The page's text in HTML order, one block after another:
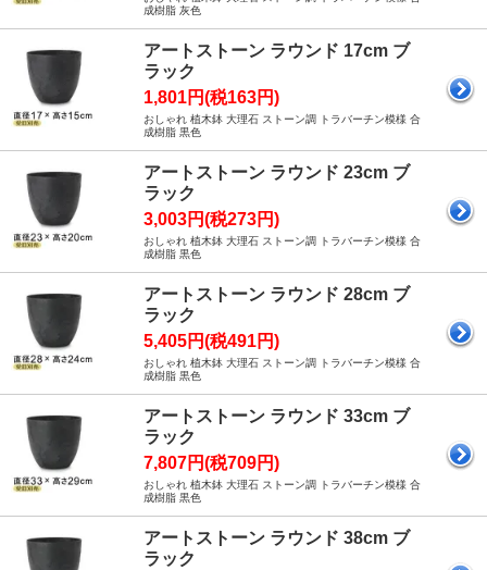
成樹脂 灰色
アートストーン ラウンド 17cm ブ
ラック
1,801円(税163円)
おしゃれ 植木鉢 大理石 ストーン調 トラバーチン模様 合
成樹脂 黒色
アートストーン ラウンド 23cm ブ
ラック
3,003円(税273円)
おしゃれ 植木鉢 大理石 ストーン調 トラバーチン模様 合
成樹脂 黒色
アートストーン ラウンド 28cm ブ
ラック
5,405円(税491円)
おしゃれ 植木鉢 大理石 ストーン調 トラバーチン模様 合
成樹脂 黒色
アートストーン ラウンド 33cm ブ
ラック
7,807円(税709円)
おしゃれ 植木鉢 大理石 ストーン調 トラバーチン模様 合
成樹脂 黒色
アートストーン ラウンド 38cm ブ
ラック